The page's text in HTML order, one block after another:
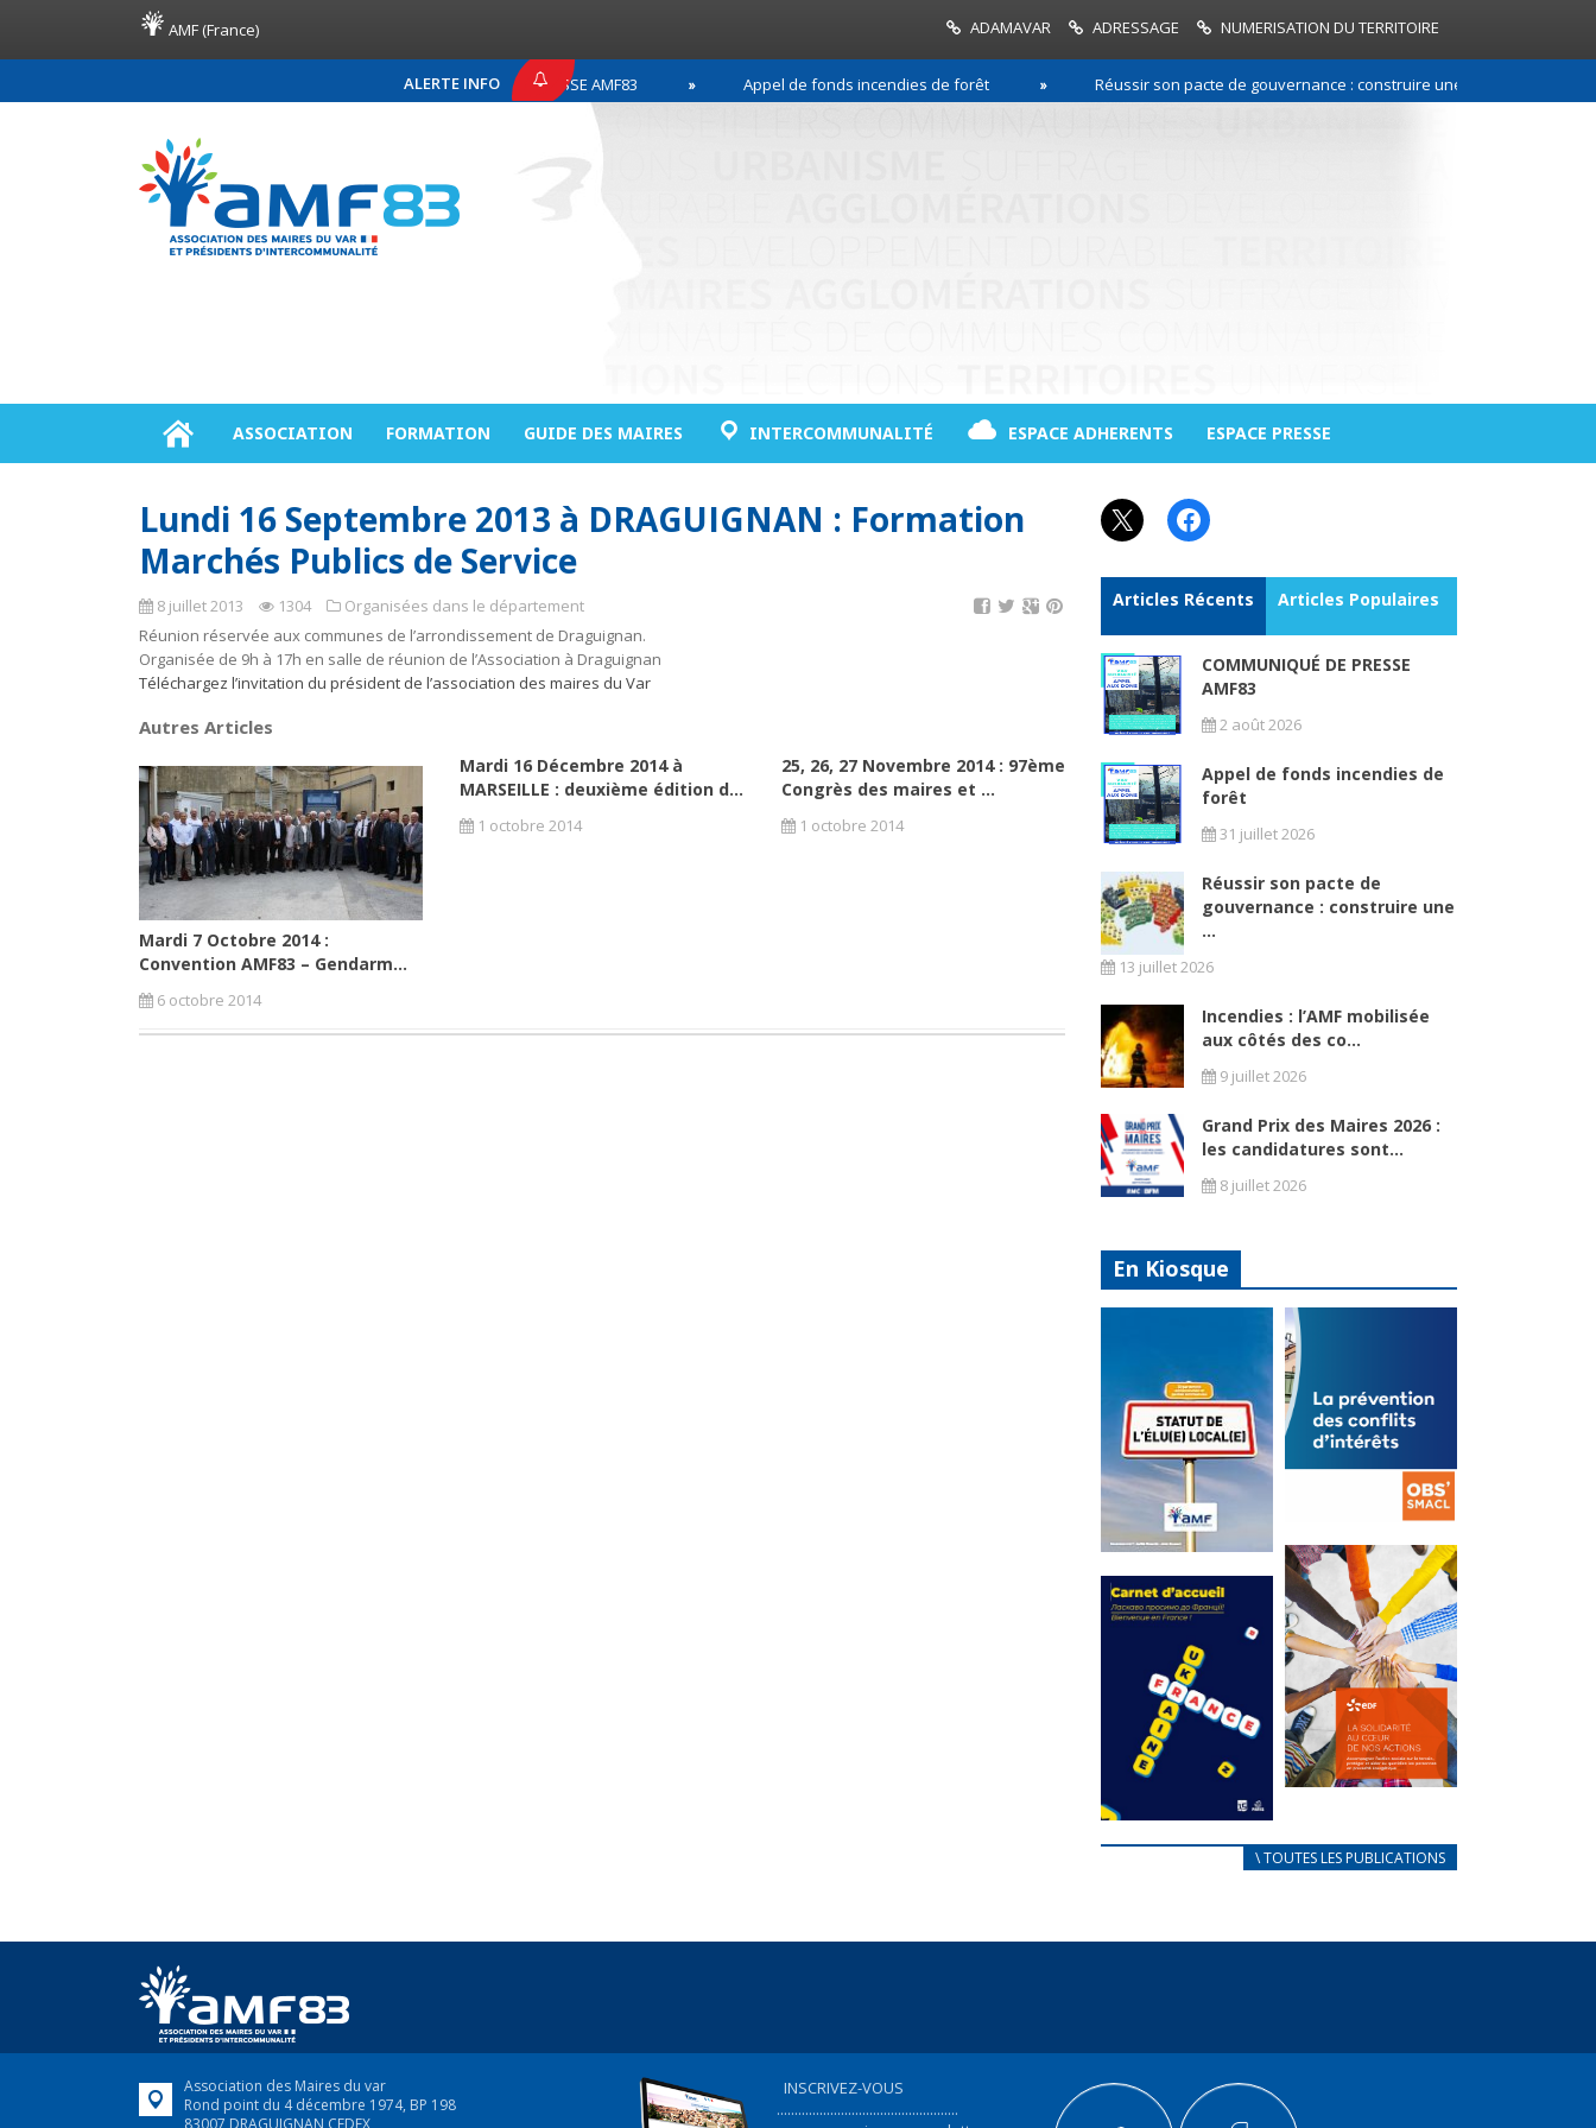
AMF (France) ADAMAVAR ADRESSAGE NUMERISATION DU TERRITOIRE
ALERTE INFO
COMMUNIQUÉ DE PRESSE AMF83 Appel de fonds incendies de forêt Réussir son pacte de gouvernance : construire une relation de
ASSOCIATION FORMATION GUIDE DES MAIRES INTERCOMMUNALITÉ ESPACE ADHERENTS ESPACE PRESSE
Lundi 16 Septembre 2013 à DRAGUIGNAN : Formation
Marchés Publics de Service
8 juillet 2013 1304
Organisées dans le département
Réunion réservée aux communes de l’arrondissement de Draguignan.
Organisée de 9h à 17h en salle de réunion de l’Association à Draguignan
Téléchargez l’invitation du président de l’association des maires du Var
Autres Articles
Mardi 7 Octobre 2014 :
Convention AMF83 – Gendarm...
6 octobre 2014
Mardi 16 Décembre 2014 à
MARSEILLE : deuxième édition d...
1 octobre 2014
25, 26, 27 Novembre 2014 : 97ème
Congrès des maires et ...
1 octobre 2014
X Facebook
Articles Récents Articles Populaires
COMMUNIQUÉ DE PRESSE
AMF83
2 août 2026
Appel de fonds incendies de
forêt
31 juillet 2026
Réussir son pacte de
gouvernance : construire une
...
13 juillet 2026
Incendies : l’AMF mobilisée
aux côtés des co...
9 juillet 2026
Grand Prix des Maires 2026 :
les candidatures sont...
8 juillet 2026
En Kiosque
Statut de
l’élu local
Mise à jour avril
2024
FEUILLETER
La
prévention
des conflits
d’intérêts
18 septembre 2023
FEUILLETER
au coeur de
nos actions
en France,...
FEUILLETER
\ TOUTES LES PUBLICATIONS
Association des Maires du var
Rond point du 4 décembre 1974, BP 198
83007 DRAGUIGNAN CEDEX
INSCRIVEZ-VOUS
...................................................